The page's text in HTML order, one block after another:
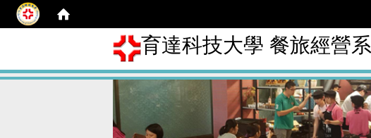
育達科技大學 餐旅經營系